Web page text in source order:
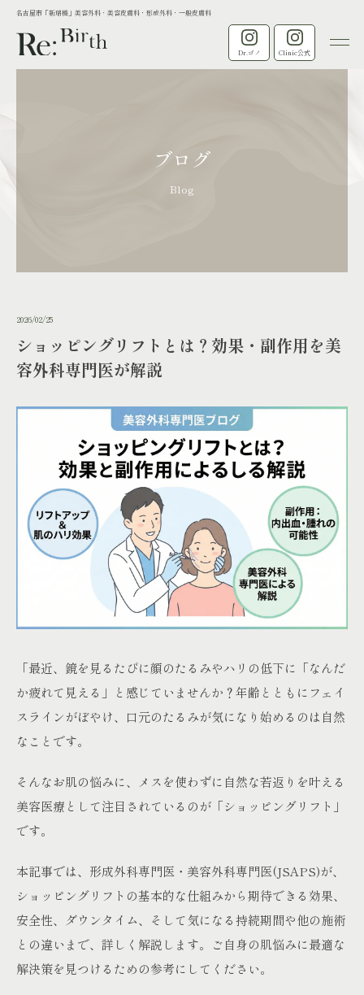
名古屋市「新瑞橋」美容外科・美容皮膚科・形成外科・一般皮膚科
ブログ
Blog
2026/02/25
ショッピングリフトとは？効果・副作用を美
容外科専門医が解説
「最近、鏡を見るたびに顔のたるみやハリの低下に「なんだ
か疲れて見える」と感じていませんか？年齢とともにフェイ
スラインがぼやけ、口元のたるみが気になり始めるのは自然
なことです。
そんなお肌の悩みに、メスを使わずに自然な若返りを叶える
美容医療として注目されているのが「ショッピングリフト」
です。
本記事では、形成外科専門医・美容外科専門医(JSAPS)が、
ショッピングリフトの基本的な仕組みから期待できる効果、
安全性、ダウンタイム、そして気になる持続期間や他の施術
との違いまで、詳しく解説します。ご自身の肌悩みに最適な
解決策を見つけるための参考にしてください。
Dr.ゴノ Clinic公式